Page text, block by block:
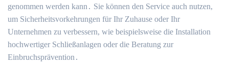
genommen werden kann․ Sie können den Service auch nutzen,
um Sicherheitsvorkehrungen für Ihr Zuhause oder Ihr
Unternehmen zu verbessern, wie beispielsweise die Installation
hochwertiger Schließanlagen oder die Beratung zur
Einbruchsprävention․